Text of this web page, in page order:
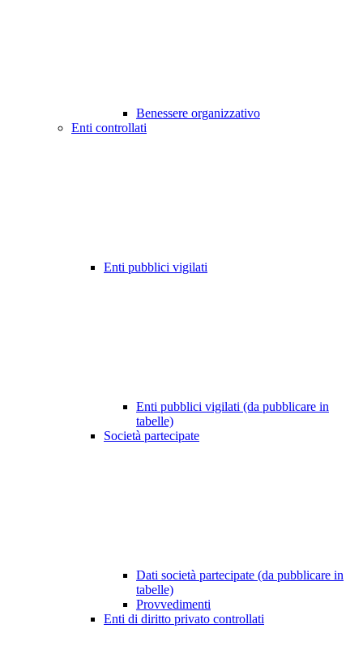
Benessere organizzativo
Enti controllati
Enti pubblici vigilati
Enti pubblici vigilati (da pubblicare in
tabelle)
Società partecipate
Dati società partecipate (da pubblicare in
tabelle)
Provvedimenti
Enti di diritto privato controllati